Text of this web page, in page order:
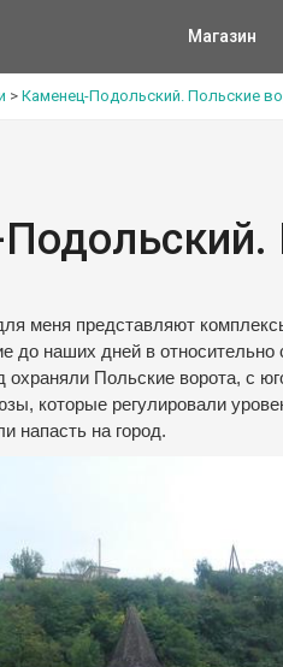
Магазин
> Каменец-Подольский. Польские
меня представляют
наших дней в относительно
охраняли Польские ворота, с
которые регулировали
напасть на город.